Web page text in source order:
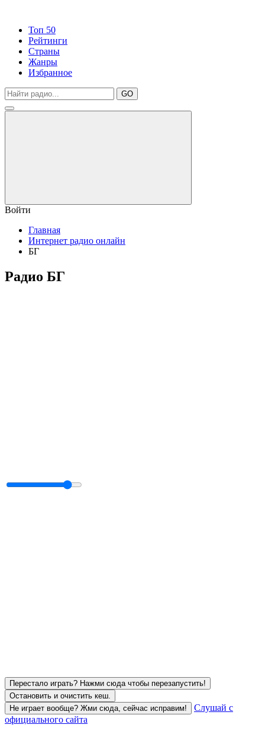
Топ 50
Рейтинги
Страны
Жанры
Избранное
GO
Войти
Главная
Интернет радио онлайн
БГ
Радио БГ
Перестало играть? Нажми сюда чтобы перезапустить!
Остановить и очистить кеш.
Не играет вообще? Жми сюда, сейчас исправим!
Слушай с
официального сайта